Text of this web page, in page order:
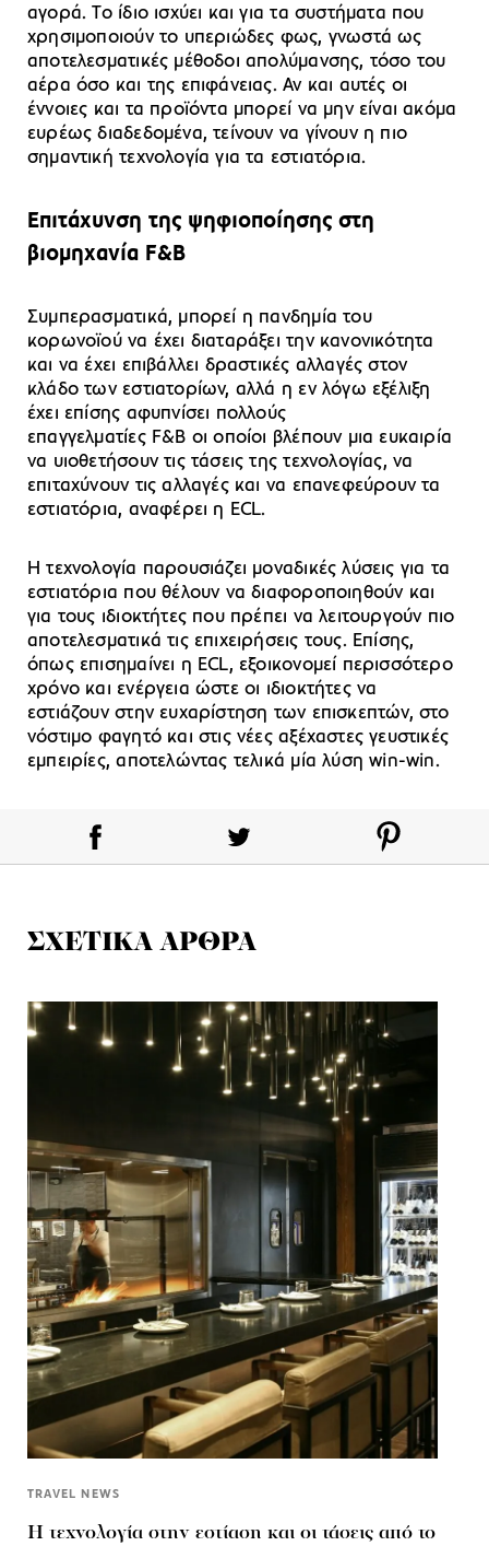
αγορά. Το ίδιο ισχύει και για τα συστήματα που
χρησιμοποιούν το υπεριώδες φως, γνωστά ως
αποτελεσματικές μέθοδοι απολύμανσης, τόσο του
αέρα όσο και της επιφάνειας. Αν και αυτές οι
έννοιες και τα προϊόντα μπορεί να μην είναι ακόμα
ευρέως διαδεδομένα, τείνουν να γίνουν η πιο
σημαντική τεχνολογία για τα εστιατόρια.
Επιτάχυνση της ψηφιοποίησης στη
βιομηχανία F&B
Συμπερασματικά, μπορεί η πανδημία του
κορωνοϊού να έχει διαταράξει την κανονικότητα
και να έχει επιβάλλει δραστικές αλλαγές στον
κλάδο των εστιατορίων, αλλά η εν λόγω εξέλιξη
έχει επίσης αφυπνίσει πολλούς
επαγγελματίες F&B οι οποίοι βλέπουν μια ευκαιρία
να υιοθετήσουν τις τάσεις της τεχνολογίας, να
επιταχύνουν τις αλλαγές και να επανεφεύρουν τα
εστιατόρια, αναφέρει η ECL.
Η τεχνολογία παρουσιάζει μοναδικές λύσεις για τα
εστιατόρια που θέλουν να διαφοροποιηθούν και
για τους ιδιοκτήτες που πρέπει να λειτουργούν πιο
αποτελεσματικά τις επιχειρήσεις τους. Επίσης,
όπως επισημαίνει η ECL, εξοικονομεί περισσότερο
χρόνο και ενέργεια ώστε οι ιδιοκτήτες να
εστιάζουν στην ευχαρίστηση των επισκεπτών, στο
νόστιμο φαγητό και στις νέες αξέχαστες γευστικές
εμπειρίες, αποτελώντας τελικά μία λύση win-win.
ΣΧΕΤΙΚΑ ΑΡΘΡΑ
TRAVEL NEWS
Η τεχνολογία στην εστίαση και οι τάσεις από το